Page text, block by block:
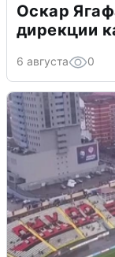
Оскар
дирекции
6 августа 0